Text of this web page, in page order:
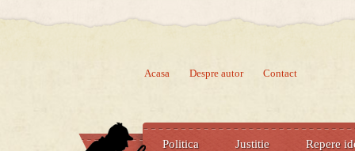
Acasa Despre autor Contact
Politica Justitie Repere